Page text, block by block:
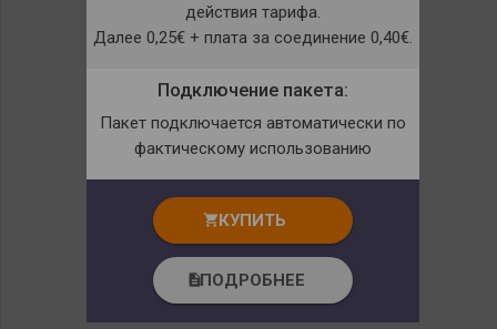
действия тарифа.
Далее 0,25€ + плата за соединение 0,40€.
Подключение пакета:
Пакет подключается автоматически по
фактическому использованию
shopping_cartКУПИТЬ
descriptionПОДРОБНЕЕ